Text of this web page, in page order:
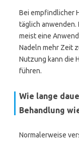
Bei empfindlicher
täglich anwenden.
meist eine
Nadeln mehr Zeit
Nutzung kann die
führen.
Wie lange
Behandlung
Normalerweise